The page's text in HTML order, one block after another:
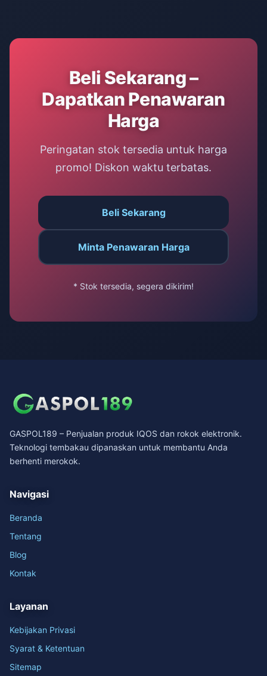
Beli Sekarang –
Dapatkan Penawaran
Harga
Peringatan stok tersedia untuk harga
promo! Diskon waktu terbatas.
Beli Sekarang
Minta Penawaran Harga
* Stok tersedia, segera dikirim!
GASPOL189 – Penjualan produk IQOS dan rokok elektronik.
Teknologi tembakau dipanaskan untuk membantu Anda
berhenti merokok.
Navigasi
Beranda
Tentang
Blog
Kontak
Layanan
Kebijakan Privasi
Syarat & Ketentuan
Sitemap